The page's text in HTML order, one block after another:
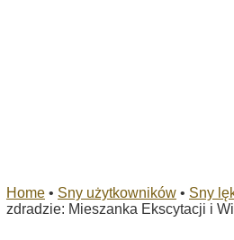
Home • Sny użytkowników • Sny
zdradzie: Mieszanka Ekscytacji i